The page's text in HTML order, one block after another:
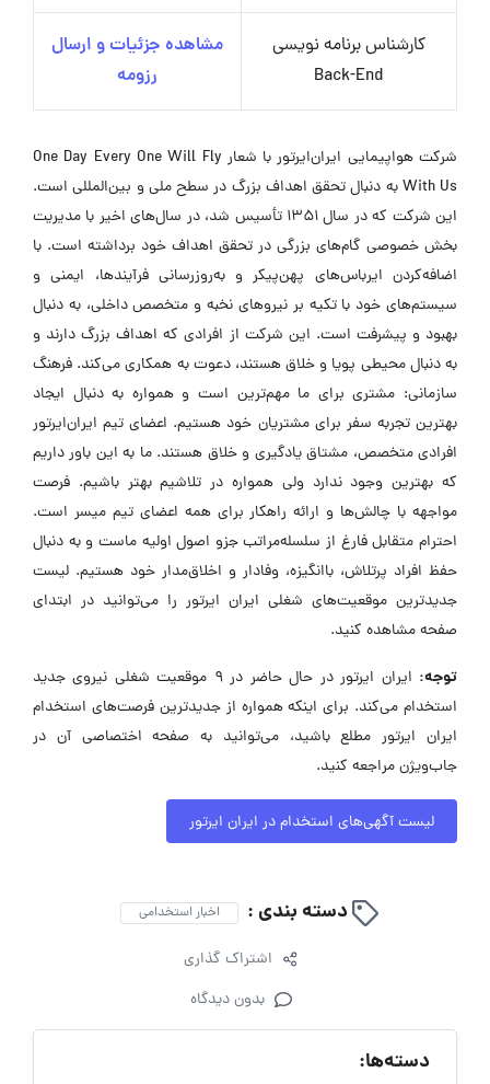
کارشناس برنامه نویسی
Back-End
مشاهده جزئیات و ارسال
رزومه
شرکت هواپیمایی ایران‌ایرتور با شعار One Day Every One Will Fly
With Us به دنبال تحقق اهداف بزرگ در سطح ملی و بین‌المللی است.
این شرکت که در سال ۱۳۵۱ تأسیس شد، در سال‌های اخیر با مدیریت
بخش خصوصی گام‌های بزرگی در تحقق اهداف خود برداشته است. با
اضافه‌کردن ایرباس‌های پهن‌پیکر و به‌روزرسانی فرآیندها، ایمنی و
سیستم‌های خود با تکیه بر نیروهای نخبه و متخصص داخلی، به دنبال
بهبود و پیشرفت است. این شرکت از افرادی که اهداف بزرگ دارند و
به دنبال محیطی پویا و خلاق هستند، دعوت به همکاری می‌کند. فرهنگ
سازمانی: مشتری برای ما مهم‌ترین است و همواره به دنبال ایجاد
بهترین تجربه سفر برای مشتریان خود هستیم. اعضای تیم ایران‌ایرتور
افرادی متخصص، مشتاق یادگیری و خلاق هستند. ما به این باور داریم
که بهترین وجود ندارد ولی همواره در تلاشیم بهتر باشیم. فرصت
مواجهه با چالش‌ها و ارائه راهکار برای همه اعضای تیم میسر است.
احترام متقابل فارغ از سلسله‌مراتب جزو اصول اولیه ماست و به دنبال
حفظ افراد پرتلاش، باانگیزه، وفادار و اخلاق‌مدار خود هستیم. لیست
جدیدترین موقعیت‌های شغلی ایران ایرتور را می‌توانید در ابتدای
صفحه مشاهده کنید.
توجه:
ایران ایرتور در حال حاضر در ۹ موقعیت شغلی نیروی جدید
استخدام می‌کند. برای اینکه همواره از جدیدترین فرصت‌های استخدام
ایران ایرتور مطلع باشید، می‌توانید به صفحه اختصاصی آن در
جاب‌ویژن مراجعه کنید.
لیست آگهی‌های استخدام در ایران ایرتور
دسته بندی : اخبار استخدامی
اشتراک گذاری
بدون دیدگاه
دسته‌ها: